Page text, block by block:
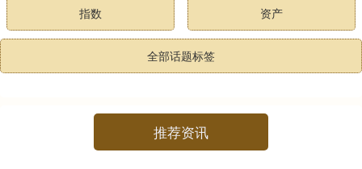
指数 资产
全部话题标签
推荐资讯